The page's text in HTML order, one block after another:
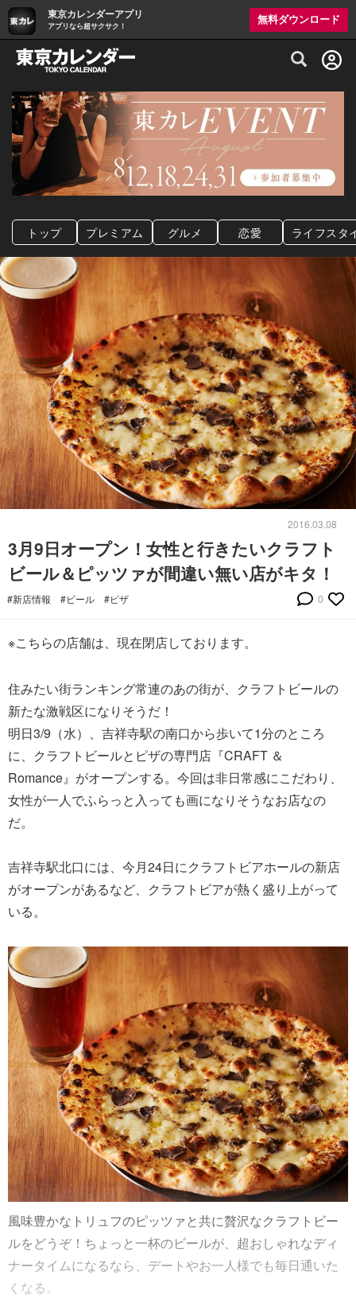
東京カレンダーアプリ
アプリなら超サクサク！
無料ダウンロード
グルメ情報・プレミアムレストラン予約
トップ プレミアム グルメ 恋愛 ライフスタ
2016.03.08
3月9日オープン！女性と行きたいクラフト
ビール＆ピッツァが間違い無い店がキタ！
#新店情報 #ビール #ピザ 0
※こちらの店舗は、現在閉店しております。
住みたい街ランキング常連のあの街が、クラフトビールの
新たな激戦区になりそうだ！
明日3/9（水）、吉祥寺駅の南口から歩いて1分のところ
に、クラフトビールとピザの専門店『CRAFT ＆
Romance』がオープンする。今回は非日常感にこだわり、
女性が一人でふらっと入っても画になりそうなお店なの
だ。
吉祥寺駅北口には、今月24日にクラフトビアホールの新店
がオープンがあるなど、クラフトビアが熱く盛り上がって
いる。
風味豊かなトリュフのピッツァと共に贅沢なクラフトビー
ルをどうぞ！ちょっと一杯のビールが、超おしゃれなディ
ナータイムになるなら、デートやお一人様でも毎日通いた
くなる。